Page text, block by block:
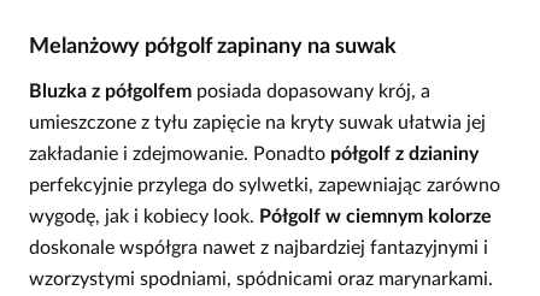
Melanżowy półgolf zapinany na suwak
Bluzka z półgolfem posiada dopasowany krój, a
umieszczone z tyłu zapięcie na kryty suwak ułatwia jej
zakładanie i zdejmowanie. Ponadto półgolf z dzianiny
perfekcyjnie przylega do sylwetki, zapewniając zarówno
wygodę, jak i kobiecy look. Półgolf w ciemnym kolorze
doskonale współgra nawet z najbardziej fantazyjnymi i
wzorzystymi spodniami, spódnicami oraz marynarkami.